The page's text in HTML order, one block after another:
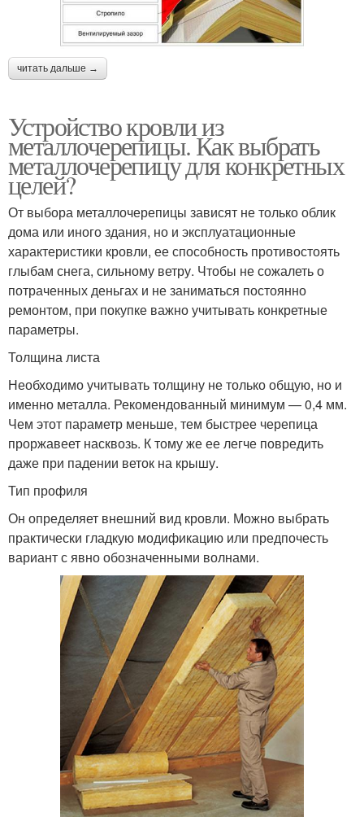
читать дальше →
Устройство кровли из
металлочерепицы. Как выбрать
металлочерепицу для конкретных
целей?
От выбора металлочерепицы зависят не только облик
дома или иного здания, но и эксплуатационные
характеристики кровли, ее способность противостоять
глыбам снега, сильному ветру. Чтобы не сожалеть о
потраченных деньгах и не заниматься постоянно
ремонтом, при покупке важно учитывать конкретные
параметры.
Толщина листа
Необходимо учитывать толщину не только общую, но и
именно металла. Рекомендованный минимум — 0,4 мм.
Чем этот параметр меньше, тем быстрее черепица
проржавеет насквозь. К тому же ее легче повредить
даже при падении веток на крышу.
Тип профиля
Он определяет внешний вид кровли. Можно выбрать
практически гладкую модификацию или предпочесть
вариант с явно обозначенными волнами.